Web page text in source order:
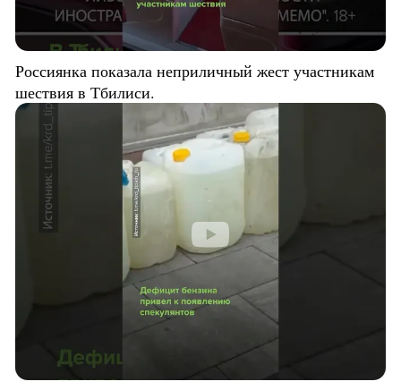
Россиянка показала неприличный жест участникам
шествия в Тбилиси.